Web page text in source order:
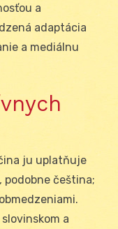
a
adaptácia
a mediálnu
ju uplatňuje
podobne čeština;
slovinskom a